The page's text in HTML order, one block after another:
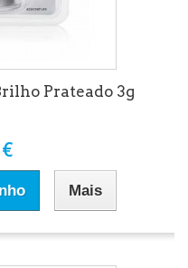
Prateado 3g
Mais